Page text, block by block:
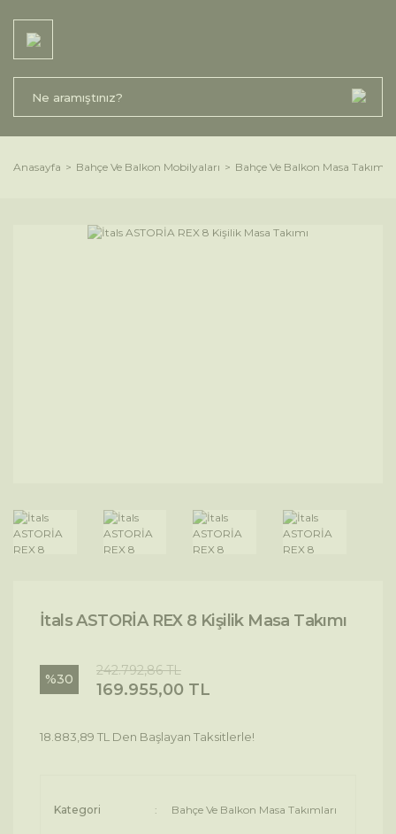
Anasayfa Bahçe Ve Balkon Mobilyaları Bahçe Ve Balkon Masa
İtals ASTORİA REX 8 Kişilik Masa Takımı
%30
242.792,86 TL
169.955,00 TL
18.883,89 TL Den Başlayan Taksitlerle!
Kategori Bahçe Ve Balkon Masa Takımları